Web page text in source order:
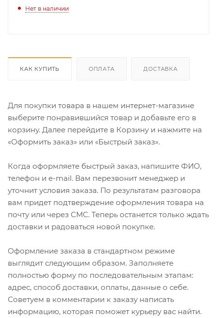
Нет в наличии
КАК КУПИТЬ ОПЛАТА ДОСТАВКА
Для покупки товара в нашем интернет-магазине
выберите понравившийся товар и добавьте его в
корзину. Далее перейдите в Корзину и нажмите на
«Оформить заказ» или «Быстрый заказ».
Когда оформляете быстрый заказ, напишите ФИО,
телефон и e-mail. Вам перезвонит менеджер и
уточнит условия заказа. По результатам разговора
вам придет подтверждение оформления товара на
почту или через СМС. Теперь останется только ждать
доставки и радоваться новой покупке.
Оформление заказа в стандартном режиме
выглядит следующим образом. Заполняете
полностью форму по последовательным этапам:
адрес, способ доставки, оплаты, данные о себе.
Советуем в комментарии к заказу написать
информацию, которая поможет курьеру вас найти.